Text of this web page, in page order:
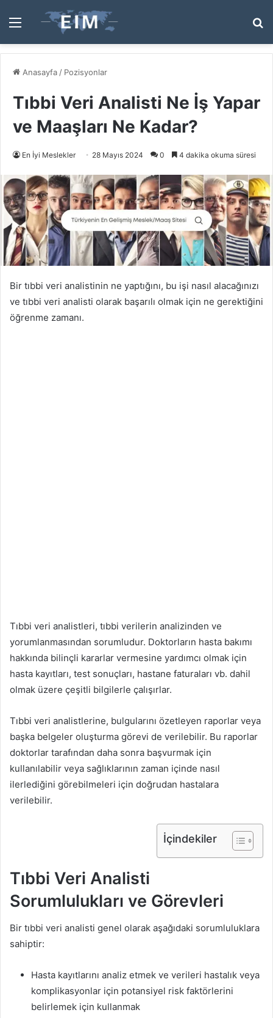
Menü
...
Anasayfa / Pozisyonlar
Tıbbi Veri Analisti Ne İş Yapar
ve Maaşları Ne Kadar?
En İyi Meslekler 28 Mayıs 2024 0 4 dakika okuma süresi
Bir tıbbi veri analistinin ne yaptığını, bu işi nasıl alacağınızı
ve tıbbi veri analisti olarak başarılı olmak için ne gerektiğini
öğrenme zamanı.
Tıbbi veri analistleri, tıbbi verilerin analizinden ve
yorumlanmasından sorumludur. Doktorların hasta bakımı
hakkında bilinçli kararlar vermesine yardımcı olmak için
hasta kayıtları, test sonuçları, hastane faturaları vb. dahil
olmak üzere çeşitli bilgilerle çalışırlar.
Tıbbi veri analistlerine, bulgularını özetleyen raporlar veya
başka belgeler oluşturma görevi de verilebilir. Bu raporlar
doktorlar tarafından daha sonra başvurmak için
kullanılabilir veya sağlıklarının zaman içinde nasıl
ilerlediğini görebilmeleri için doğrudan hastalara
verilebilir.
İçindekiler
Tıbbi Veri Analisti
Sorumlulukları ve Görevleri
Bir tıbbi veri analisti genel olarak aşağıdaki sorumluluklara
sahiptir:
Hasta kayıtlarını analiz etmek ve verileri hastalık veya
komplikasyonlar için potansiyel risk faktörlerini
belirlemek için kullanmak